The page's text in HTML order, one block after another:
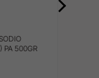
PA 500GR